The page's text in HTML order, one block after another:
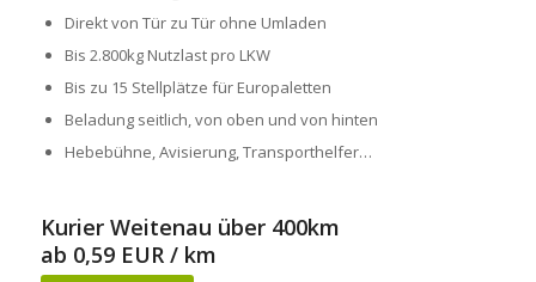
Direkt von Tür zu Tür ohne Umladen
Bis 2.800kg Nutzlast pro LKW
Bis zu 15 Stellplätze für Europaletten
Beladung seitlich, von oben und von hinten
Hebebühne, Avisierung, Transporthelfer…
Kurier Weitenau über 400km
ab 0,59 EUR / km